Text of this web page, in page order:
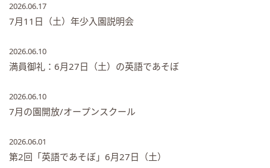
2026.06.17
7月11日（土）年少入園説明会
2026.06.10
満員御礼：6月27日（土）の英語であそぼ
2026.06.10
7月の園開放/オープンスクール
2026.06.01
第2回「英語であそぼ」6月27日（土）